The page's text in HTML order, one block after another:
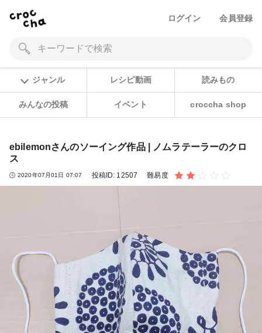
ログイン 会員登録
ジャンル レシピ動画 読みもの
みんなの投稿 イベント croccha shop
ebilemonさんのソーイング作品 | ノムラテーラーのクロ
ス
2020年07月01日 07:07 投稿ID: 12507 難易度